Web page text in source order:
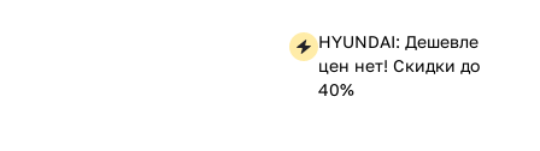
HYUNDAI: Дешевле
цен нет! Скидки до
40%